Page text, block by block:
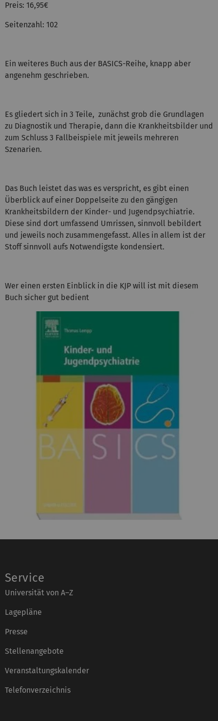
Preis: 16,95€
Seitenzahl: 102
Ein weiteres Buch aus der BASICS-Reihe, knapp aber
angenehm geschrieben.
Es gliedert sich in 3 Teile, zunächst grob die Grundlagen
zu Diagnostik und Therapie, dann die Krankheitsbilder und
zum Schluss 3 Fallbeispiele mit jeweils mehreren
Szenarien.
Das Buch leistet das was es verspricht, es gibt einen
Überblick auf einer Doppelseite zu den gängigen
Krankheitsbildern der Kinder- und Jugendpsychiatrie.
Diese sind dort umfassend Umrissen, sinnvoll bebildert
und jeweils noch zusammengefasst. Alles in allem ist der
Stoff sinnvoll aufs Notwendigste kondensiert.
Wer einen ersten Einblick in die KJP will ist mit diesem
Buch sicher gut bedient
Service
Universität von A–Z
Lagepläne
Presse
Stellenangebote
Veranstaltungskalender
Telefonverzeichnis